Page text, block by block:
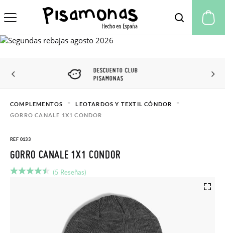
DESCUENTO CLUB
PISAMONAS
COMPLEMENTOS
LEOTARDOS Y TEXTIL CÓNDOR
GORRO CANALE 1X1 CONDOR
REF 0133
GORRO CANALE 1X1 CONDOR
(5 Reseñas)